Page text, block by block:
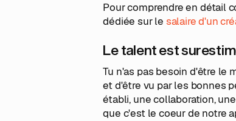
Pour comprendre en détail
dédiée sur le salaire d'un
Le talent est
Tu n'as pas besoin d'être le
et d'être vu par les bonnes
établi, une collaboration,
que c'est le coeur de notre